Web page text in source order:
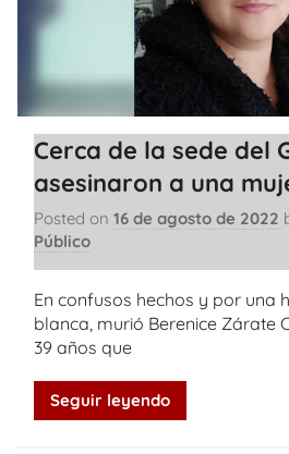
Cerca de la sede del
asesinaron a una
Posted on 16 de agosto de 2022
Público
En confusos hechos y por una
blanca, murió Berenice Zárate
39 años que
Seguir leyendo